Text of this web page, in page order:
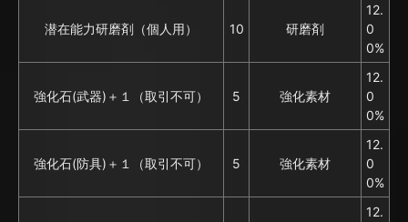
潜在能力研磨剤（個人用） 10 研磨剤
12.
0
0%
強化石(武器)＋１（取引不可） 5 強化素材
12.
0
0%
強化石(防具)＋１（取引不可） 5 強化素材
12.
0
0%
12.